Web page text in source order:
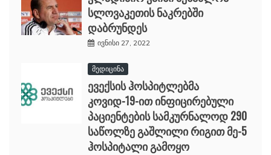
სლოვაკეთის ნაკრებში
დაბრუნდეს
ივნისი 27, 2022
მედიცინა
ევექსის ჰოსპიტლებმა
კოვიდ-19-ით ინფიცირებული
პაციენტების სამკურნალოდ 290
საწოლზე გაშლილი რიგით მე-5
ჰოსპიტალი გამოყო